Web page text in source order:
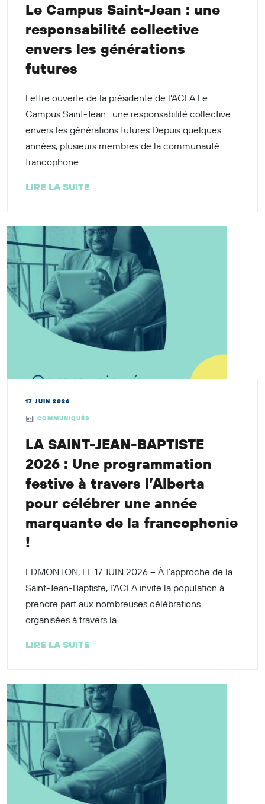
Le Campus Saint-Jean : une
responsabilité collective
envers les générations
futures
Lettre ouverte de la présidente de l’ACFA Le
Campus Saint-Jean : une responsabilité collective
envers les générations futures Depuis quelques
années, plusieurs membres de la communauté
francophone...
LIRE LA SUITE
17 JUIN 2026
COMMUNIQUÉS
LA SAINT-JEAN-BAPTISTE
2026 : Une programmation
festive à travers l’Alberta
pour célébrer une année
marquante de la francophonie
!
EDMONTON, LE 17 JUIN 2026 – À l’approche de la
Saint-Jean-Baptiste, l’ACFA invite la population à
prendre part aux nombreuses célébrations
organisées à travers la...
LIRE LA SUITE